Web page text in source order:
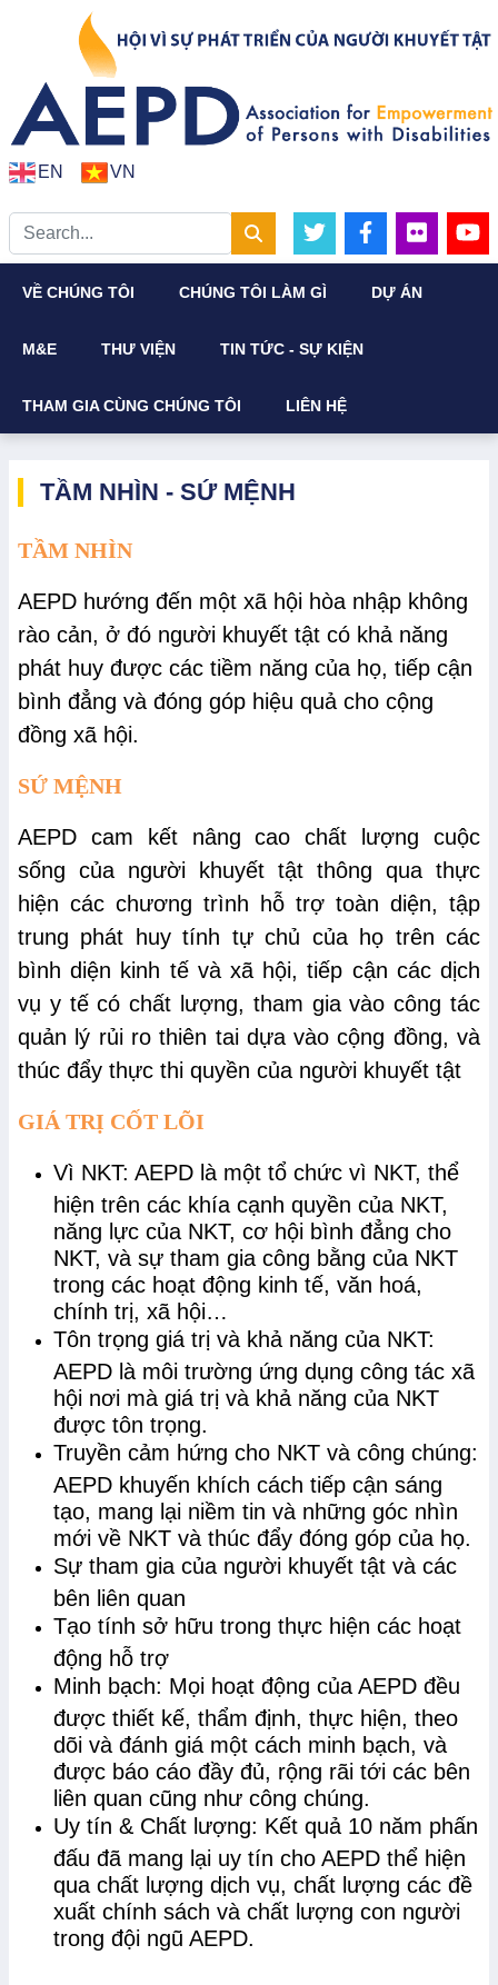
EN VN
VỀ CHÚNG TÔI CHÚNG TÔI LÀM GÌ DỰ ÁN
M&E THƯ VIỆN TIN TỨC - SỰ KIỆN
THAM GIA CÙNG CHÚNG TÔI LIÊN HỆ
TẦM NHÌN - SỨ MỆNH
TẦM NHÌN
AEPD hướng đến một xã hội hòa nhập không
rào cản, ở đó người khuyết tật có khả năng
phát huy được các tiềm năng của họ, tiếp cận
bình đẳng và đóng góp hiệu quả cho cộng
đồng xã hội.
SỨ MỆNH
AEPD cam kết nâng cao chất lượng cuộc
sống của người khuyết tật thông qua thực
hiện các chương trình hỗ trợ toàn diện, tập
trung phát huy tính tự chủ của họ trên các
bình diện kinh tế và xã hội, tiếp cận các dịch
vụ y tế có chất lượng, tham gia vào công tác
quản lý rủi ro thiên tai dựa vào cộng đồng, và
thúc đẩy thực thi quyền của người khuyết tật
GIÁ TRỊ CỐT LÕI
Vì NKT: AEPD là một tổ chức vì NKT, thể
hiện trên các khía cạnh quyền của NKT,
năng lực của NKT, cơ hội bình đẳng cho
NKT, và sự tham gia công bằng của NKT
trong các hoạt động kinh tế, văn hoá,
chính trị, xã hội…
Tôn trọng giá trị và khả năng của NKT:
AEPD là môi trường ứng dụng công tác xã
hội nơi mà giá trị và khả năng của NKT
được tôn trọng.
Truyền cảm hứng cho NKT và công chúng:
AEPD khuyến khích cách tiếp cận sáng
tạo, mang lại niềm tin và những góc nhìn
mới về NKT và thúc đẩy đóng góp của họ.
Sự tham gia của người khuyết tật và các
bên liên quan
Tạo tính sở hữu trong thực hiện các hoạt
động hỗ trợ
Minh bạch: Mọi hoạt động của AEPD đều
được thiết kế, thẩm định, thực hiện, theo
dõi và đánh giá một cách minh bạch, và
được báo cáo đầy đủ, rộng rãi tới các bên
liên quan cũng như công chúng.
Uy tín & Chất lượng: Kết quả 10 năm phấn
đấu đã mang lại uy tín cho AEPD thể hiện
qua chất lượng dịch vụ, chất lượng các đề
xuất chính sách và chất lượng con người
trong đội ngũ AEPD.